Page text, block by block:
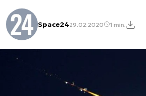
Space2429.02.2020 1 min.